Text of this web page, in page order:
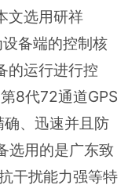
文选用研祥
备端的控制核
的运行进行控
8代72通道GPS
、迅速并且防
选用的是广东致
干扰能力强等特